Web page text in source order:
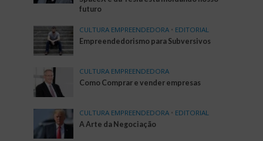
futuro
CULTURA EMPREENDEDORA • EDITORIAL
Empreendedorismo para Subversivos
CULTURA EMPREENDEDORA
Como Comprar e vender empresas
CULTURA EMPREENDEDORA • EDITORIAL
A Arte da Negociação